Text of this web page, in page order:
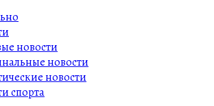
новости
новости
новости
спорта